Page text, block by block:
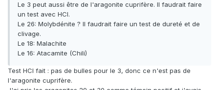
Le 3 peut aussi être de l'aragonite cuprifère. Il faudrait faire
un test avec HCl.
Le 26: Molybdénite ? Il faudrait faire un test de dureté et de
clivage.
Le 18: Malachite
Le 16: Atacamite (Chili)
Test HCl fait : pas de bulles pour le 3, donc ce n'est pas de
l'aragonite cuprifère.